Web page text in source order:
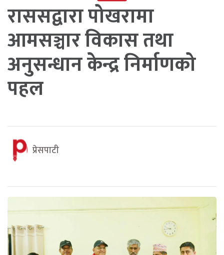
राससद्वारा पोखरामा
आमसञ्चार विकास तथा
अनुसन्धान केन्द्र निर्माणको
पहल
प्रेसपाटी